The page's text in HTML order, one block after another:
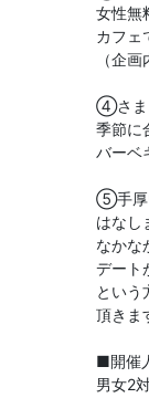
女性無
カフェ
（企
④さま
季節に
バーベ
⑤手厚
はなし
なかな
デート
という
頂きま
■開催
男女2